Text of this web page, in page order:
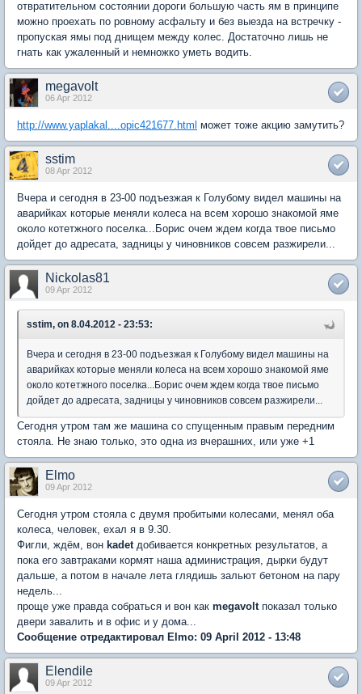
отвратительном состоянии дороги большую часть ям в принципе
можно проехать по ровному асфальту и без выезда на встречку -
пропуская ямы под днищем между колес. Достаточно лишь не
гнать как ужаленный и немножко уметь водить.
megavolt
06 Apr 2012
http://www.yaplakal....opic421677.html может тоже акцию замутить?
sstim
08 Apr 2012
Вчера и сегодня в 23-00 подъезжая к Голубому видел машины на
аварийках которые меняли колеса на всем хорошо знакомой яме
около котетжного поселка...Борис очем ждем когда твое письмо
дойдет до адресата, задницы у чиновников совсем разжирели...
Nickolas81
09 Apr 2012
sstim, on 8.04.2012 - 23:53:
Вчера и сегодня в 23-00 подъезжая к Голубому видел машины на
аварийках которые меняли колеса на всем хорошо знакомой яме
около котетжного поселка...Борис очем ждем когда твое письмо
дойдет до адресата, задницы у чиновников совсем разжирели...
Сегодня утром там же машина со спущенным правым передним
стояла. Не знаю только, это одна из вчерашних, или уже +1
Elmo
09 Apr 2012
Сегодня утром стояла с двумя пробитыми колесами, менял оба
колеса, человек, ехал я в 9.30.
Фигли, ждём, вон kadetдобивается конкретных результатов, а
пока его завтраками кормят наша администрация, дырки будут
дальше, а потом в начале лета глядишь зальют бетоном на пару
недель...
проще уже правда собраться и вон как megavoltпоказал только
двери завалить и в офис и у дома...
Сообщение отредактировал Elmo: 09 April 2012 - 13:48
Elendile
09 Apr 2012